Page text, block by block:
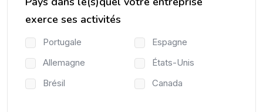
exerce ses activités
Portugale
Espagne
Allemagne
États-Unis
Brésil
Canada